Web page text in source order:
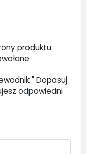
produktu
" Dopasuj
odpowiedni